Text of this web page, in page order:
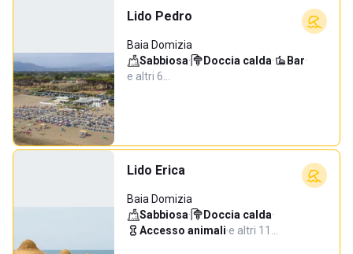
Lido Pedro
Baia Domizia
Sabbiosa· Doccia calda· Bar·
e altri 6…
Lido Erica
Baia Domizia
Sabbiosa· Doccia calda·
Accesso animali·e altri 11…